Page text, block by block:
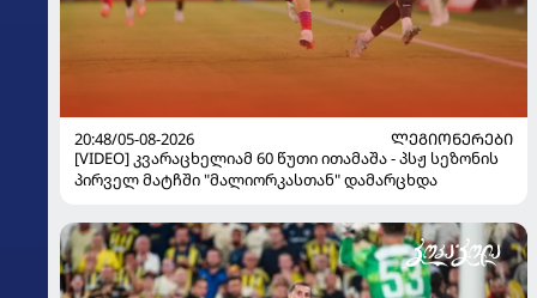
20:48/05-08-2026
ᲚᲔᲒᲘᲝᲜᲔᲠᲔᲑᲘ
[VIDEO] კვარაცხელიამ 60 წუთი ითამაშა - პსჟ სეზონის
პირველ მატჩში "მალიორკასთან" დამარცხდა